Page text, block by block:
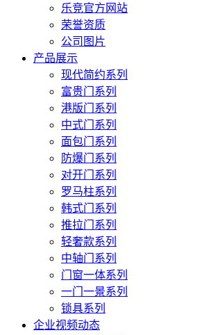
乐竞官方网站
荣誉资质
公司图片
产品展示
现代简约系列
富贵门系列
港版门系列
中式门系列
面包门系列
防爆门系列
对开门系列
罗马柱系列
韩式门系列
推拉门系列
轻奢款系列
中轴门系列
门窗一体系列
一门一景系列
锁具系列
企业视频动态